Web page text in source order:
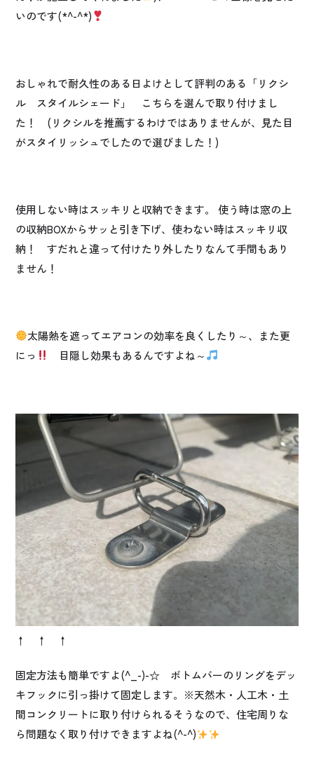
いのです(*^-^*)
おしゃれで耐久性のある日よけとして評判のある「リクシ
ル スタイルシェード」 こちらを選んで取り付けまし
た！ (リクシルを推薦するわけではありませんが、見た目
がスタイリッシュでしたので選びました！)
使用しない時はスッキリと収納できます。 使う時は窓の上
の収納BOXからサッと引き下げ、使わない時はスッキリ収
納！ すだれと違って付けたり外したりなんて手間もあり
ません！
太陽熱を遮ってエアコンの効率を良くしたり～、また更
にっ
目隠し効果もあるんですよね～
↑ ↑ ↑
固定方法も簡単ですよ(^_-)-☆ ボトムバーのリングをデッ
キフックに引っ掛けて固定します。※天然木・人工木・土
間コンクリートに取り付けられるそうなので、住宅周りな
ら問題なく取り付けできますよね(^-^)